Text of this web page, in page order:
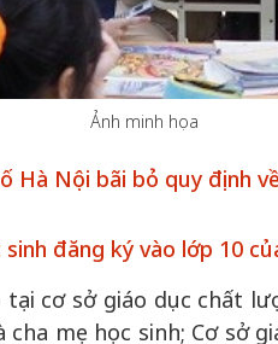
Ảnh minh họa
Hà Nội bãi bỏ quy định
đăng ký vào lớp 10
cơ sở giáo dục chất
mẹ học sinh; Cơ sở
50 năm Việt Nam gia
nhập UNESCO: Khơi
nguồn nội lực văn hóa,
định hình vị thế kiến
hòa bình thể hiện trong
quyết định lịch sử